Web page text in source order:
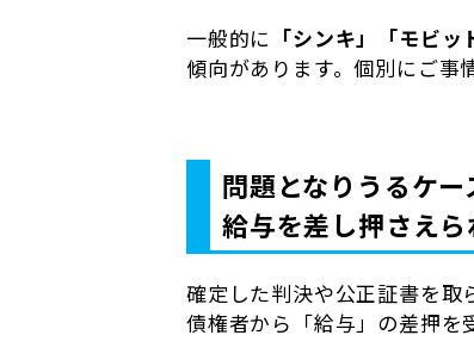
一般的に 「シンキ」「モビッ
傾向があります。個別にご事
問題となりうるケー
給与を差し押さえ
確定した判決や公正証書を取
債権者から「給与」の差押を